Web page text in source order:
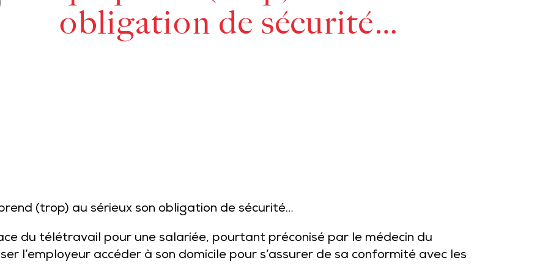
obligation de sécurité…
(trop) au sérieux son obligation de sécurité…
du télétravail pour une salariée, pourtant préconisé par le médecin du
l’employeur accéder à son domicile pour s’assurer de sa conformité avec les